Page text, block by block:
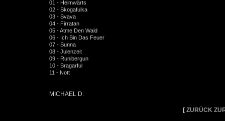
01 - Heimwärts
02 - Skogafulka
03 - Svava
04 - Firratan
05 - Atme Den Wald
06 - Ich Bin Das Feuer
07 - Sunna
08 - Julenzeit
09 - Runibergun
10 - Bragarful
11 - Nott
MICHAEL D.
[ ZURÜCK